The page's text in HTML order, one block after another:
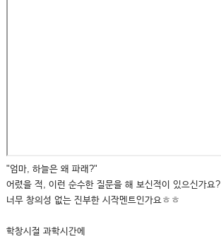
"엄마, 하늘은 왜 파래?"
어렸을 적, 이런 순수한 질문을 해 보신적이 있으신가요?
너무 창의성 없는 진부한 시작멘트인가요ㅎㅎ
학창시절 과학시간에